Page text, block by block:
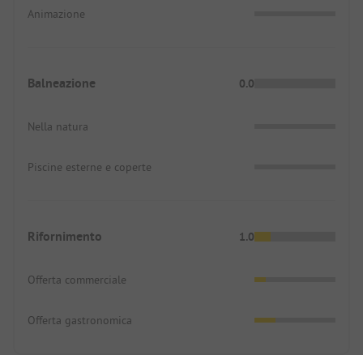
Animazione
Balneazione 0.0
Nella natura
Piscine esterne e coperte
Rifornimento 1.0
Offerta commerciale
Offerta gastronomica